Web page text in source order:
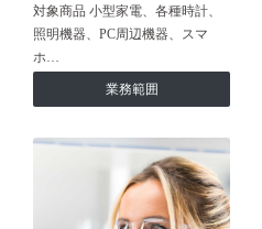
対象商品 小型家電、各種時計、
照明機器、PC周辺機器、スマ
ホ…
業務範囲